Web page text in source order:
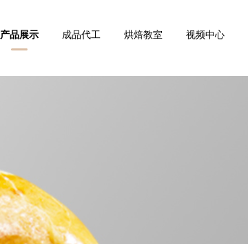
产品展示 成品代工 烘焙教室 视频中心